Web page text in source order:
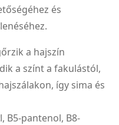
és
a hajszín
a színt a fakulástól,
így sima és
B5-pantenol, B8-